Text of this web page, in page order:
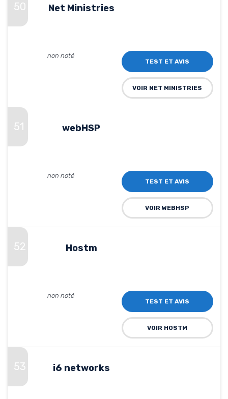
50 Net Ministries
non noté
TEST ET AVIS
VOIR NET MINISTRIES
51 webHSP
non noté
TEST ET AVIS
VOIR WEBHSP
52 Hostm
non noté
TEST ET AVIS
VOIR HOSTM
53 i6 networks